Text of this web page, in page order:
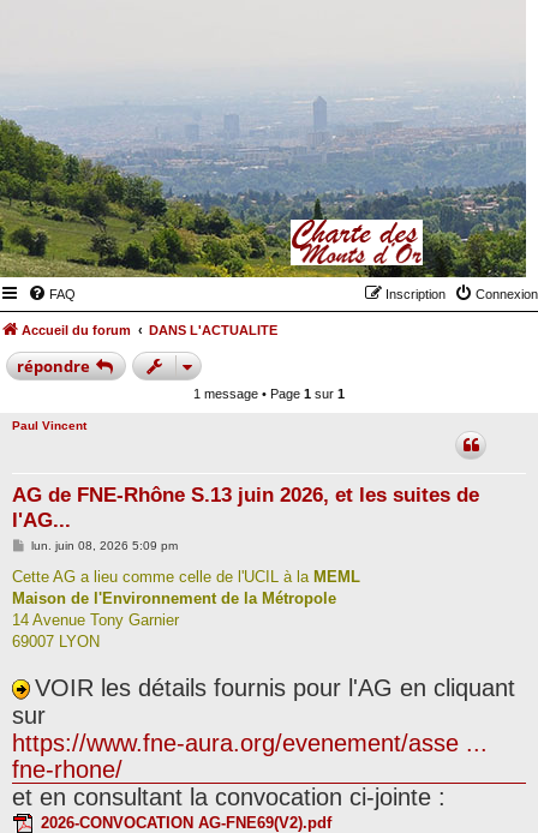
FAQ Connexion
Inscription
Accueil du forum DANS L'ACTUALITE
répondre
1 message • Page 1 sur 1
Paul Vincent
AG de FNE-Rhône S.13 juin 2026, et les suites de
l'AG...
M
s
a
g
lun. juin 08, 2026 5:09 pm
Cette AG a lieu comme celle de l'UCIL à laMEML
Maison de l'Environnement de la Métropole
14 Avenue Tony Garnier
69007 LYON
VOIR les détails fournis pour l'AG en cliquant
sur
https://www.fne-aura.org/evenement/asse ...
fne-rhone/
et en consultant la convocation ci-jointe :
2026-CONVOCATION AG-FNE69(V2).pdf